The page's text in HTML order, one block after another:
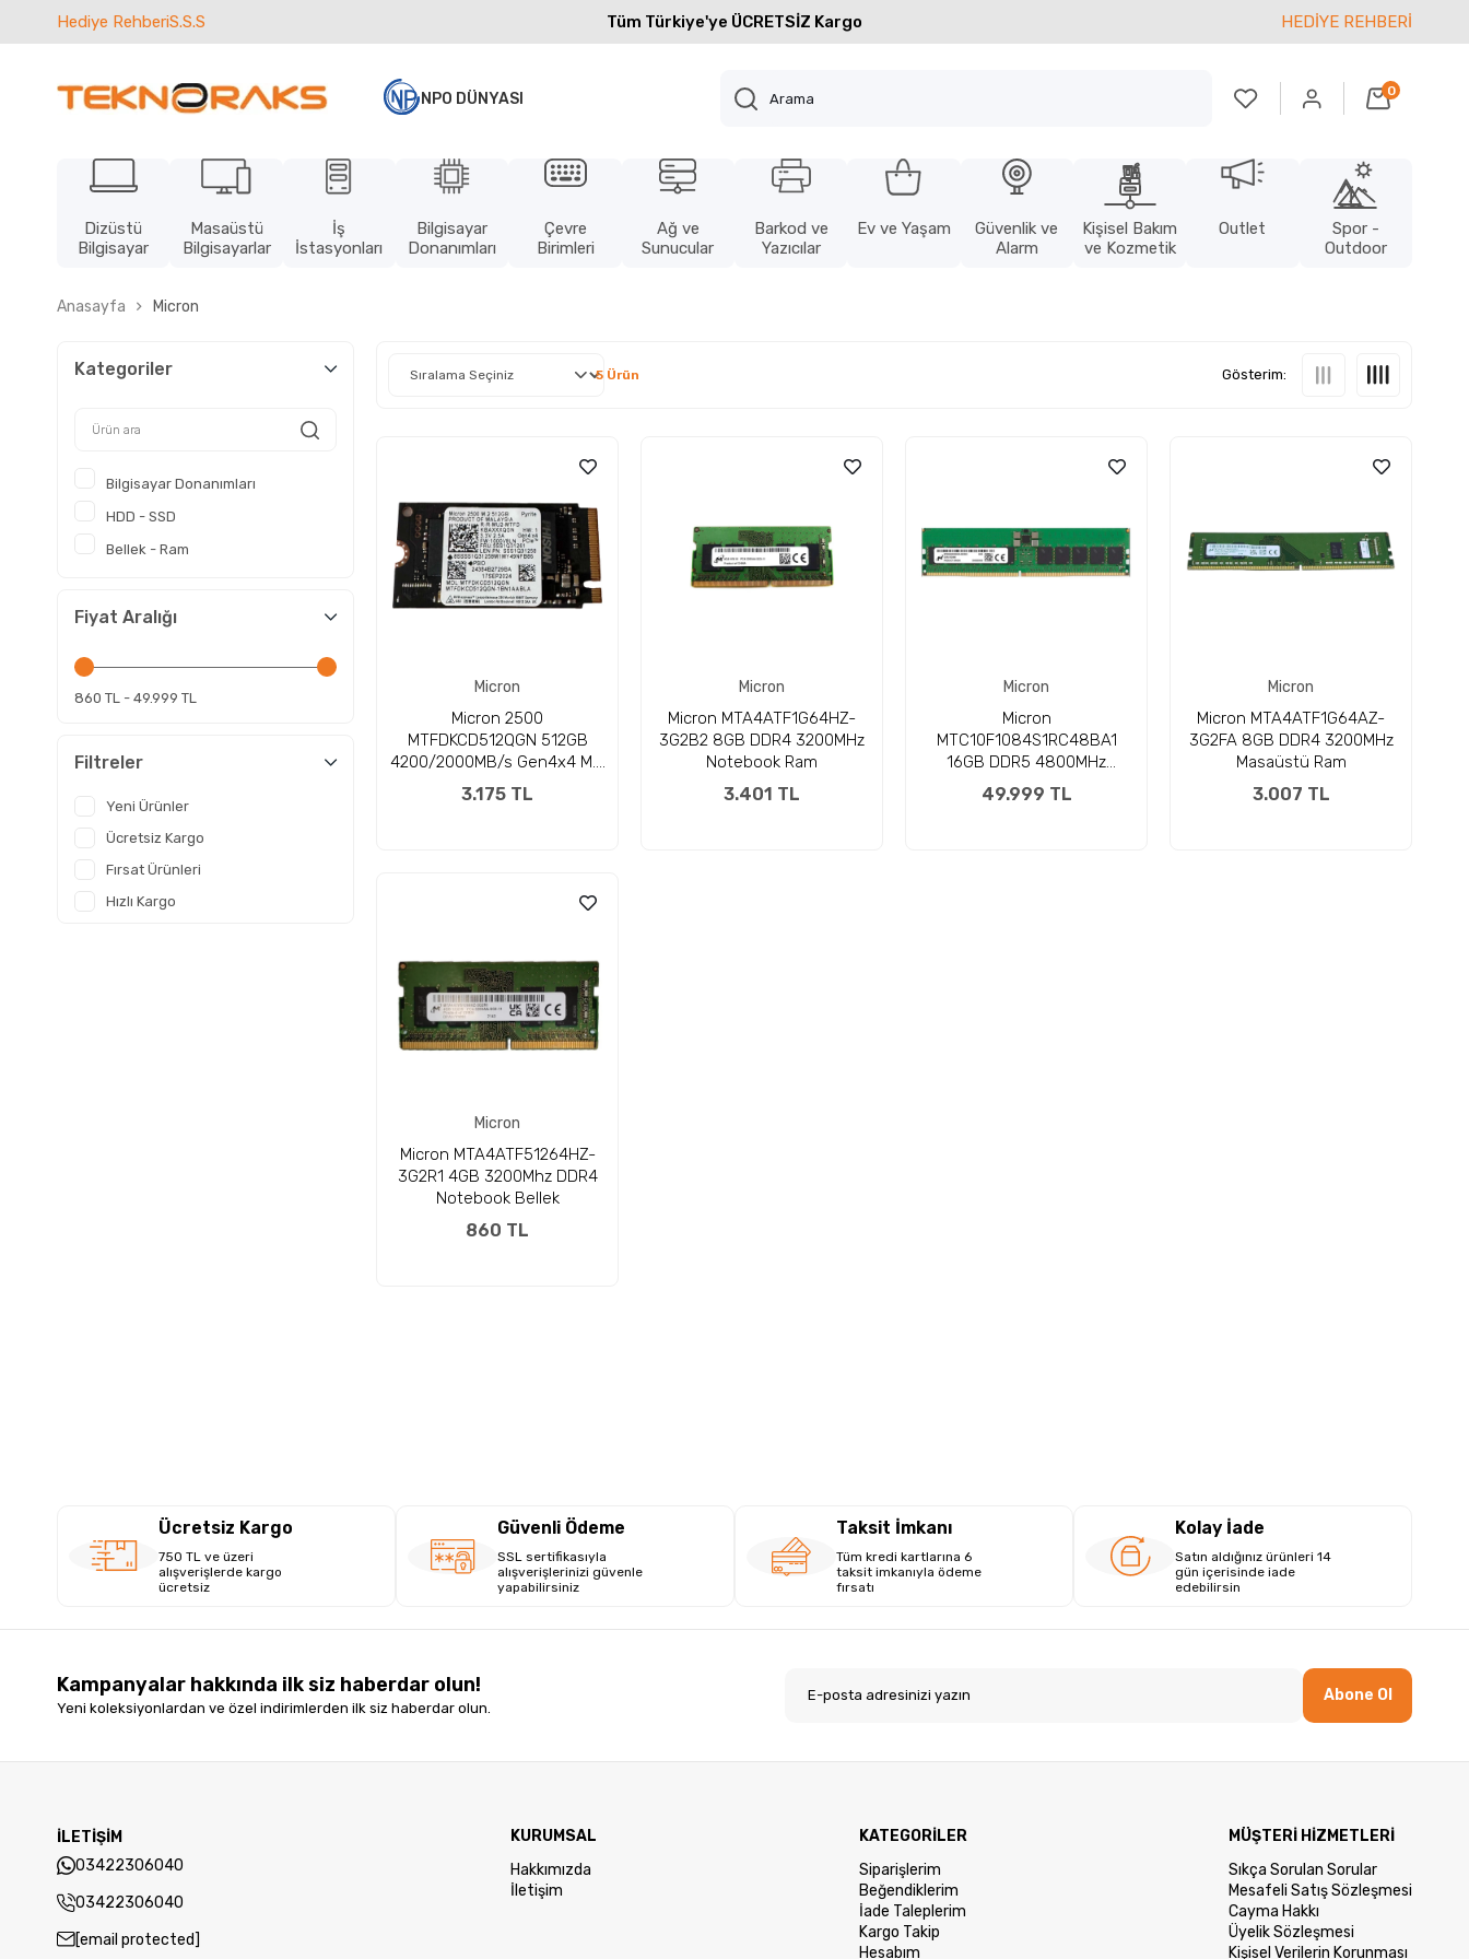
Hediye RehberiS.S.S Tüm Türkiye'ye ÜCRETSİZ Kargo HEDİYE REHBERİ
NPO DÜNYASI 0
Dizüstü
Bilgisayar
Masaüstü
Bilgisayarlar
İş
İstasyonları
Bilgisayar
Donanımları
Çevre
Birimleri
Ağ ve
Sunucular
Barkod ve
Yazıcılar
Ev ve Yaşam
Güvenlik ve
Alarm
Kişisel Bakım
ve Kozmetik
Outlet
Spor -
Outdoor
Anasayfa Micron
Kategoriler
Bilgisayar Donanımları
HDD - SSD
Bellek - Ram
Fiyat Aralığı
860 TL - 49.999 TL
Filtreler
Yeni Ürünler
Ücretsiz Kargo
Fırsat Ürünleri
Hızlı Kargo
5 Ürün
Micron
Micron 2500
MTFDKCD512QGN 512GB
4200/2000MB/s Gen4x4 M.2
22x42 SSD
3.175 TL
Micron
Micron MTA4ATF1G64HZ-
3G2B2 8GB DDR4 3200MHz
Notebook Ram
3.401 TL
Micron
Micron
MTC10F1084S1RC48BA1
16GB DDR5 4800MHz
Sunucu Ram
49.999 TL
Micron
Micron MTA4ATF1G64AZ-
3G2FA 8GB DDR4 3200MHz
Masaüstü Ram
3.007 TL
Micron
Micron MTA4ATF51264HZ-
3G2R1 4GB 3200Mhz DDR4
Notebook Bellek
860 TL
Ücretsiz Kargo
750 TL ve üzeri
alışverişlerde kargo
ücretsiz
Güvenli Ödeme
SSL sertifikasıyla
alışverişlerinizi güvenle
yapabilirsiniz
Taksit İmkanı
Tüm kredi kartlarına 6
taksit imkanıyla ödeme
fırsatı
Kolay İade
Satın aldığınız ürünleri 14
gün içerisinde iade
edebilirsin
Kampanyalar hakkında ilk siz haberdar olun!
Yeni koleksiyonlardan ve özel indirimlerden ilk siz haberdar olun.
Abone Ol
İLETİŞİM
03422306040
03422306040
[email protected]
KURUMSAL
Hakkımızda
İletişim
KATEGORİLER
Siparişlerim
Beğendiklerim
İade Taleplerim
Kargo Takip
Hesabım
MÜŞTERİ HİZMETLERİ
Sıkça Sorulan Sorular
Mesafeli Satış Sözleşmesi
Cayma Hakkı
Üyelik Sözleşmesi
Kişisel Verilerin Korunması